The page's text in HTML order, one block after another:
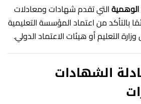
التي تقدم شهادات ومعادلات
بالتأكد من اعتماد المؤسسة التعليمية
التعليم أو هيئات الاعتماد الدولي.
الشهادات